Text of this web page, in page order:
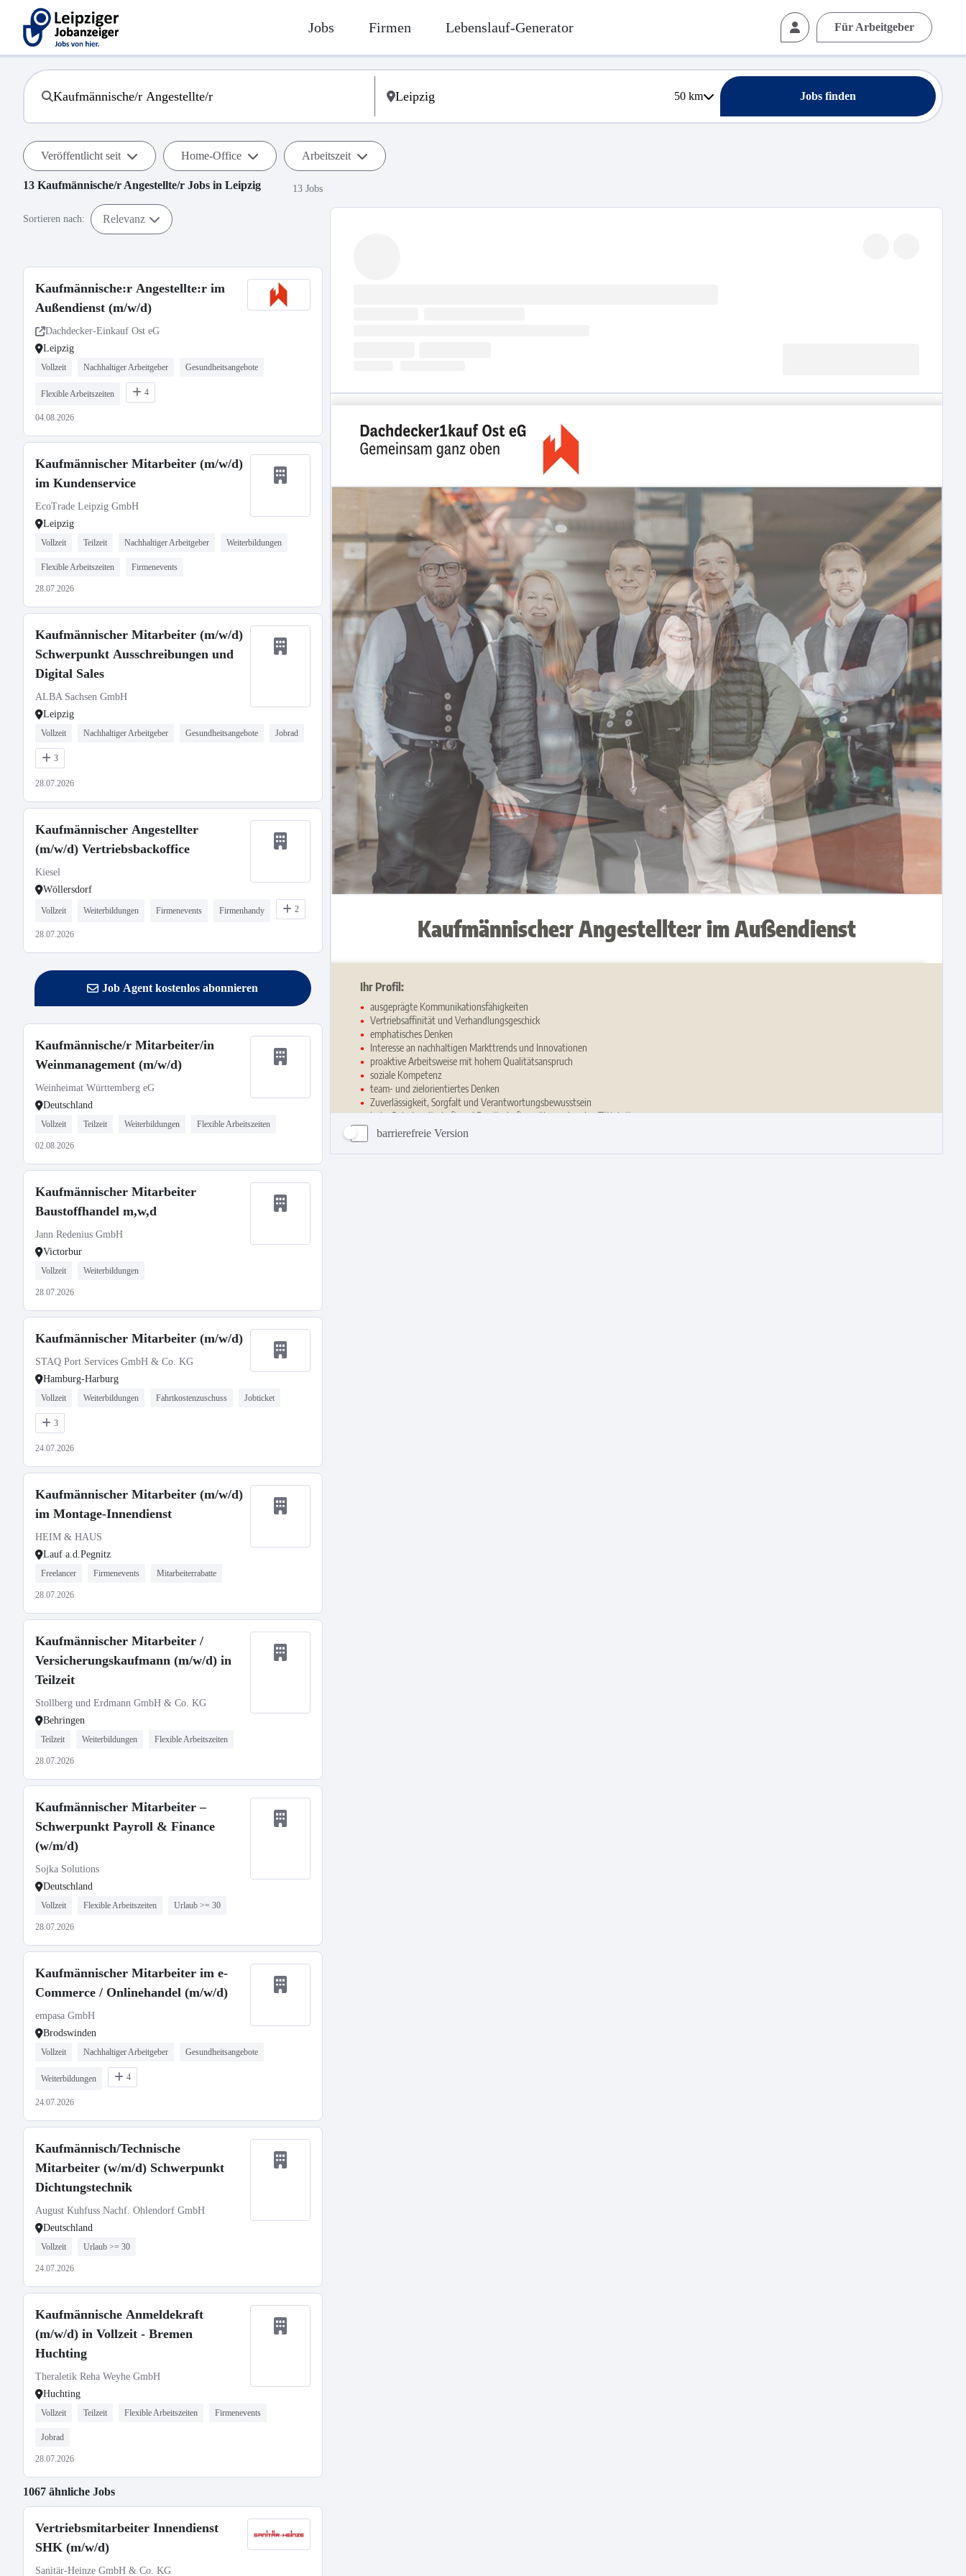
Jobs Firmen Lebenslauf-Generator Für Arbeitgeber
50km Jobs finden
Veröffentlicht seit Home-Office Arbeitszeit
13 Kaufmännische/r Angestellte/r Jobs in Leipzig 13 Jobs
Sortieren nach: Relevanz
Kaufmännische:r Angestellte:r im
Außendienst (m/w/d)
Dachdecker-Einkauf Ost eG
Leipzig
Vollzeit Nachhaltiger Arbeitgeber Gesundheitsangebote
Flexible Arbeitszeiten 4
04.08.2026
Kaufmännischer Mitarbeiter (m/w/d)
im Kundenservice
EcoTrade Leipzig GmbH
Leipzig
Vollzeit Teilzeit Nachhaltiger Arbeitgeber Weiterbildungen
Flexible Arbeitszeiten Firmenevents
28.07.2026
Kaufmännischer Mitarbeiter (m/w/d)
Schwerpunkt Ausschreibungen und
Digital Sales
ALBA Sachsen GmbH
Leipzig
Vollzeit Nachhaltiger Arbeitgeber Gesundheitsangebote Jobrad
3
28.07.2026
Kaufmännischer Angestellter
(m/w/d) Vertriebsbackoffice
Kiesel
Wöllersdorf
Vollzeit Weiterbildungen Firmenevents Firmenhandy 2
28.07.2026
Job Agent kostenlos abonnieren
Kaufmännische/r Mitarbeiter/in
Weinmanagement (m/w/d)
Weinheimat Württemberg eG
Deutschland
Vollzeit Teilzeit Weiterbildungen Flexible Arbeitszeiten
02.08.2026
Kaufmännischer Mitarbeiter
Baustoffhandel m,w,d
Jann Redenius GmbH
Victorbur
Vollzeit Weiterbildungen
28.07.2026
Kaufmännischer Mitarbeiter (m/w/d)
STAQ Port Services GmbH & Co. KG
Hamburg-Harburg
Vollzeit Weiterbildungen Fahrtkostenzuschuss Jobticket
3
24.07.2026
Kaufmännischer Mitarbeiter (m/w/d)
im Montage-Innendienst
HEIM & HAUS
Lauf a.d.Pegnitz
Freelancer Firmenevents Mitarbeiterrabatte
28.07.2026
Kaufmännischer Mitarbeiter /
Versicherungskaufmann (m/w/d) in
Teilzeit
Stollberg und Erdmann GmbH & Co. KG
Behringen
Teilzeit Weiterbildungen Flexible Arbeitszeiten
28.07.2026
Kaufmännischer Mitarbeiter –
Schwerpunkt Payroll & Finance
(w/m/d)
Sojka Solutions
Deutschland
Vollzeit Flexible Arbeitszeiten Urlaub >= 30
28.07.2026
Kaufmännischer Mitarbeiter im e-
Commerce / Onlinehandel (m/w/d)
empasa GmbH
Brodswinden
Vollzeit Nachhaltiger Arbeitgeber Gesundheitsangebote
Weiterbildungen 4
24.07.2026
Kaufmännisch/Technische
Mitarbeiter (w/m/d) Schwerpunkt
Dichtungstechnik
August Kuhfuss Nachf. Ohlendorf GmbH
Deutschland
Vollzeit Urlaub >= 30
24.07.2026
Kaufmännische Anmeldekraft
(m/w/d) in Vollzeit - Bremen
Huchting
Theraletik Reha Weyhe GmbH
Huchting
Vollzeit Teilzeit Flexible Arbeitszeiten Firmenevents
Jobrad
28.07.2026
1067 ähnliche Jobs
Vertriebsmitarbeiter Innendienst
SHK (m/w/d)
Sanitär-Heinze GmbH & Co. KG
barrierefreie Version